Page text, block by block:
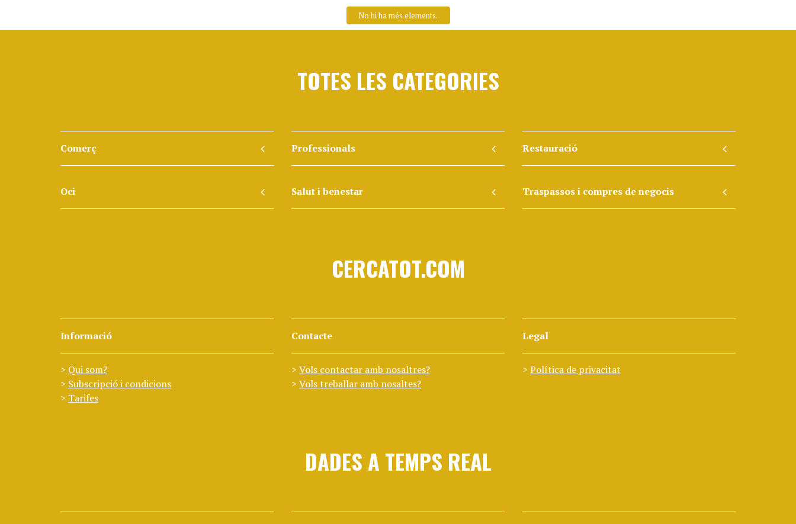
TOTES LES CATEGORIES
Comerç
Oci
Professionals
Salut i benestar
Restauració
Traspassos i compres de negocis
CERCATOT.COM
Informació
Qui som?
Subscripció i condicions
Tarifes
Contacte
Vols contactar amb nosaltres?
Vols treballar amb nosaltes?
Legal
Política de privacitat
DADES A TEMPS REAL